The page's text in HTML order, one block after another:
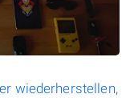
wiederherstellen,